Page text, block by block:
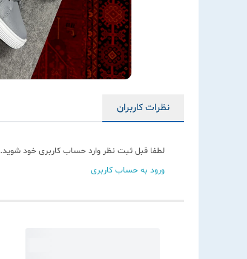
نظرات کاربران
لطفا قبل ثبت نظر وارد حساب کاربری خود شوید.
ورود به حساب کاربری